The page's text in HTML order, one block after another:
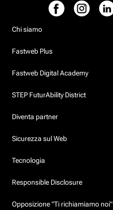
Chi siamo
Fastweb Plus
Fastweb Digital Academy
STEP FuturAbility District
Diventa partner
Sicurezza sul Web
Tecnologia
Responsible Disclosure
Opposizione "Ti richiamiamo noi"